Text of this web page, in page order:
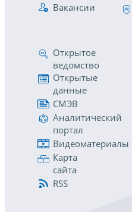
Вакансии
Открытое
ведомство
Открытые
данные
СМЭВ
Аналитический
портал
Видеоматериалы
Карта
сайта
RSS